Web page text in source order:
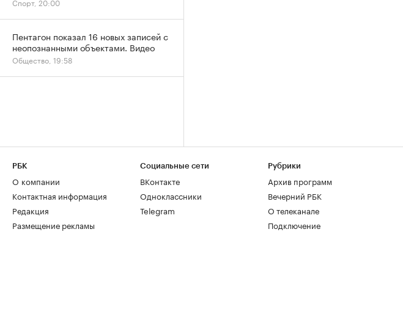
Пентагон показал 16 новых записей с
неопознанными объектами. Видео
Общество, 19:58
РБК
О компании
Контактная информация
Редакция
Размещение рекламы
Социальные сети
ВКонтакте
Одноклассники
Telegram
Рубрики
Архив программ
Вечерний РБК
О телеканале
Подключение